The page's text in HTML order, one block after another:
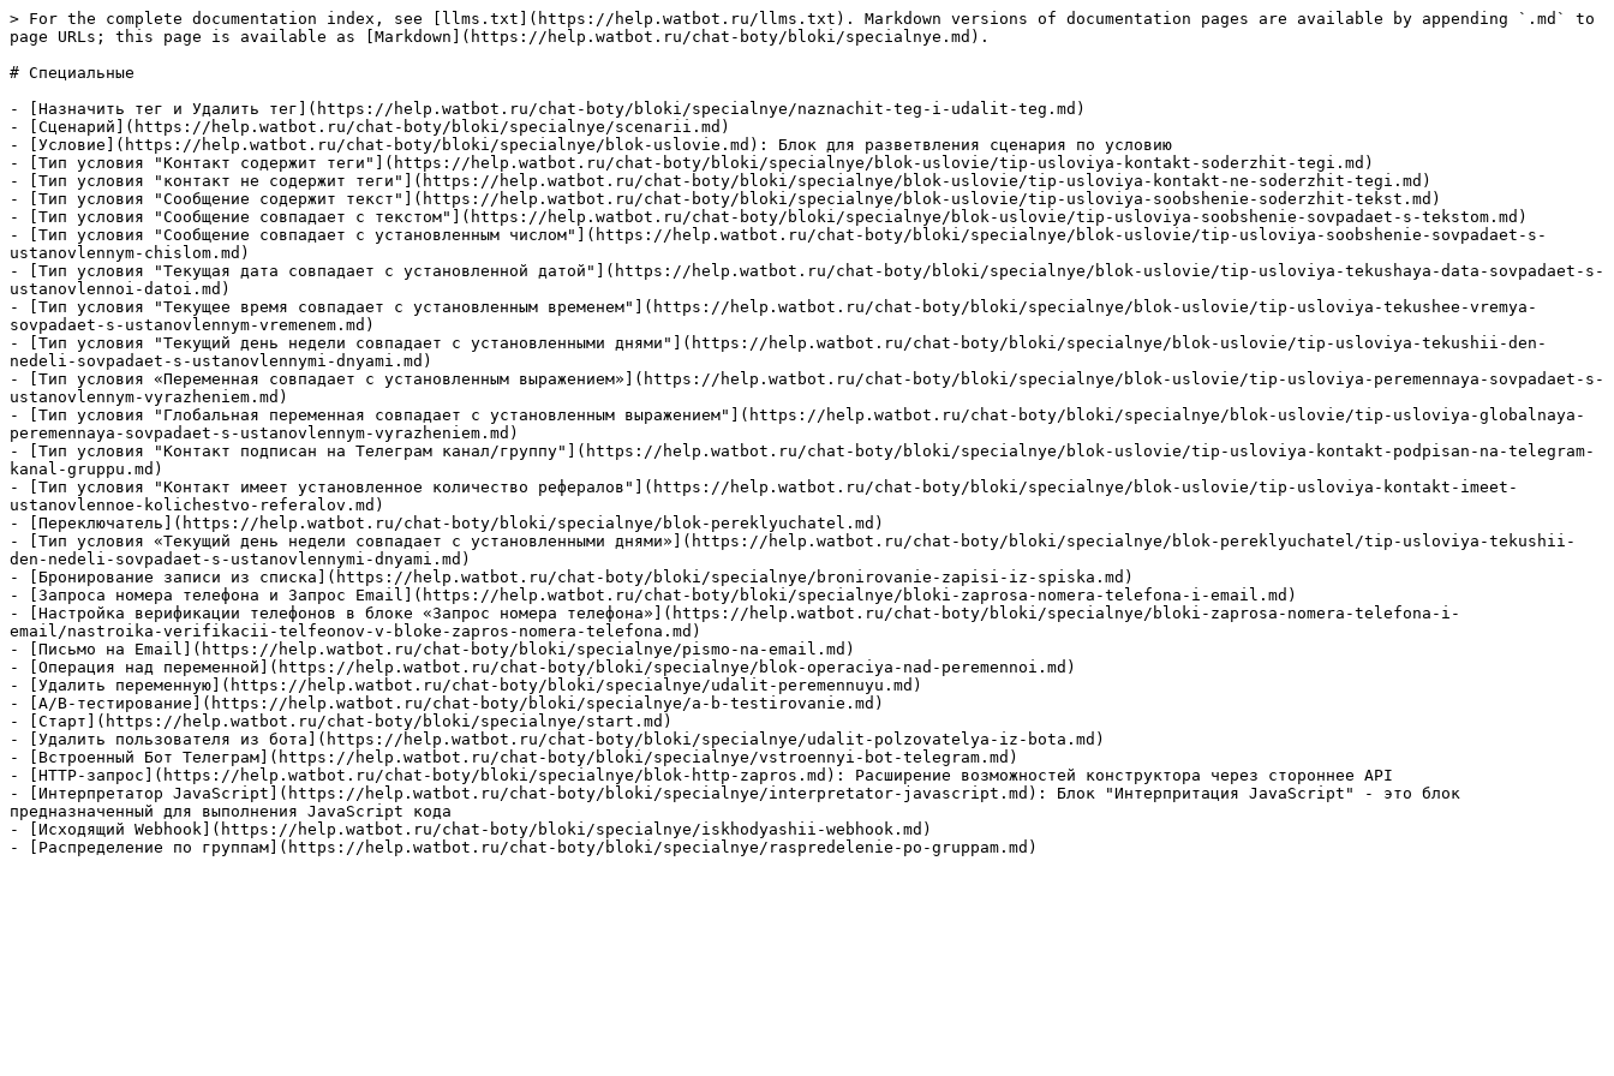
> For the complete documentation index, see [llms.txt](https://help.watbot.ru/llms.txt). Markdown versions of documentation pages are available by appending `.md` to
page URLs; this page is available as [Markdown](https://help.watbot.ru/chat-boty/bloki/specialnye.md).
# Специальные
- [Назначить тег и Удалить тег](https://help.watbot.ru/chat-boty/bloki/specialnye/naznachit-teg-i-udalit-teg.md)
- [Сценарий](https://help.watbot.ru/chat-boty/bloki/specialnye/scenarii.md)
- [Условие](https://help.watbot.ru/chat-boty/bloki/specialnye/blok-uslovie.md): Блок для разветвления сценария по условию
- [Тип условия "Контакт содержит теги"](https://help.watbot.ru/chat-boty/bloki/specialnye/blok-uslovie/tip-usloviya-kontakt-soderzhit-tegi.md)
- [Тип условия "контакт не содержит теги"](https://help.watbot.ru/chat-boty/bloki/specialnye/blok-uslovie/tip-usloviya-kontakt-ne-soderzhit-tegi.md)
- [Тип условия "Сообщение содержит текст"](https://help.watbot.ru/chat-boty/bloki/specialnye/blok-uslovie/tip-usloviya-soobshenie-soderzhit-tekst.md)
- [Тип условия "Сообщение совпадает с текстом"](https://help.watbot.ru/chat-boty/bloki/specialnye/blok-uslovie/tip-usloviya-soobshenie-sovpadaet-s-tekstom.md)
- [Тип условия "Сообщение совпадает с установленным числом"](https://help.watbot.ru/chat-boty/bloki/specialnye/blok-uslovie/tip-usloviya-soobshenie-sovpadaet-s-
ustanovlennym-chislom.md)
- [Тип условия "Текущая дата совпадает с установленной датой"](https://help.watbot.ru/chat-boty/bloki/specialnye/blok-uslovie/tip-usloviya-tekushaya-data-sovpadaet-s-
ustanovlennoi-datoi.md)
- [Тип условия "Текущее время совпадает с установленным временем"](https://help.watbot.ru/chat-boty/bloki/specialnye/blok-uslovie/tip-usloviya-tekushee-vremya-
sovpadaet-s-ustanovlennym-vremenem.md)
- [Тип условия "Текущий день недели совпадает с установленными днями"](https://help.watbot.ru/chat-boty/bloki/specialnye/blok-uslovie/tip-usloviya-tekushii-den-
nedeli-sovpadaet-s-ustanovlennymi-dnyami.md)
- [Тип условия «Переменная совпадает с установленным выражением»](https://help.watbot.ru/chat-boty/bloki/specialnye/blok-uslovie/tip-usloviya-peremennaya-sovpadaet-s-
ustanovlennym-vyrazheniem.md)
- [Тип условия "Глобальная переменная совпадает с установленным выражением"](https://help.watbot.ru/chat-boty/bloki/specialnye/blok-uslovie/tip-usloviya-globalnaya-
peremennaya-sovpadaet-s-ustanovlennym-vyrazheniem.md)
- [Тип условия "Контакт подписан на Телеграм канал/группу"](https://help.watbot.ru/chat-boty/bloki/specialnye/blok-uslovie/tip-usloviya-kontakt-podpisan-na-telegram-
kanal-gruppu.md)
- [Тип условия "Контакт имеет установленное количество рефералов"](https://help.watbot.ru/chat-boty/bloki/specialnye/blok-uslovie/tip-usloviya-kontakt-imeet-
ustanovlennoe-kolichestvo-referalov.md)
- [Переключатель](https://help.watbot.ru/chat-boty/bloki/specialnye/blok-pereklyuchatel.md)
- [Тип условия «Текущий день недели совпадает с установленными днями»](https://help.watbot.ru/chat-boty/bloki/specialnye/blok-pereklyuchatel/tip-usloviya-tekushii-
den-nedeli-sovpadaet-s-ustanovlennymi-dnyami.md)
- [Бронирование записи из списка](https://help.watbot.ru/chat-boty/bloki/specialnye/bronirovanie-zapisi-iz-spiska.md)
- [Запроса номера телефона и Запрос Email](https://help.watbot.ru/chat-boty/bloki/specialnye/bloki-zaprosa-nomera-telefona-i-email.md)
- [Настройка верификации телефонов в блоке «Запрос номера телефона»](https://help.watbot.ru/chat-boty/bloki/specialnye/bloki-zaprosa-nomera-telefona-i-
email/nastroika-verifikacii-telfeonov-v-bloke-zapros-nomera-telefona.md)
- [Письмо на Email](https://help.watbot.ru/chat-boty/bloki/specialnye/pismo-na-email.md)
- [Операция над переменной](https://help.watbot.ru/chat-boty/bloki/specialnye/blok-operaciya-nad-peremennoi.md)
- [Удалить переменную](https://help.watbot.ru/chat-boty/bloki/specialnye/udalit-peremennuyu.md)
- [A/B-тестирование](https://help.watbot.ru/chat-boty/bloki/specialnye/a-b-testirovanie.md)
- [Старт](https://help.watbot.ru/chat-boty/bloki/specialnye/start.md)
- [Удалить пользователя из бота](https://help.watbot.ru/chat-boty/bloki/specialnye/udalit-polzovatelya-iz-bota.md)
- [Встроенный Бот Телеграм](https://help.watbot.ru/chat-boty/bloki/specialnye/vstroennyi-bot-telegram.md)
- [HTTP-запрос](https://help.watbot.ru/chat-boty/bloki/specialnye/blok-http-zapros.md): Расширение возможностей конструктора через стороннее API
- [Интерпретатор JavaScript](https://help.watbot.ru/chat-boty/bloki/specialnye/interpretator-javascript.md): Блок "Интерпритация JavaScript" - это блок
предназначенный для выполнения JavaScript кода
- [Исходящий Webhook](https://help.watbot.ru/chat-boty/bloki/specialnye/iskhodyashii-webhook.md)